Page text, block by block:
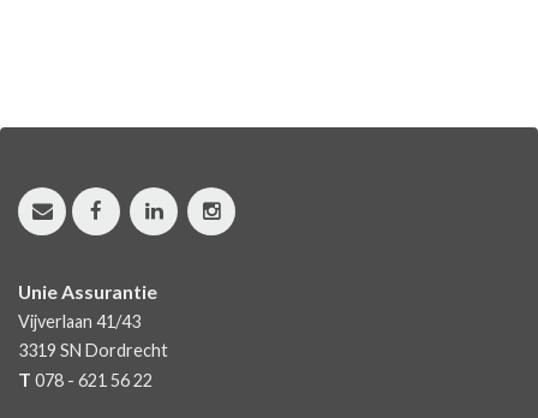
Unie Assurantie
Vijverlaan 41/43
3319 SN Dordrecht
T 078 - 621 56 22